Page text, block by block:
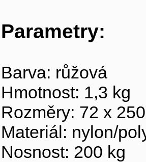
Parametry:
Barva: růžová
Hmotnost: 1,3 kg
Rozměry: 72 x
Materiál: nylon/
Nosnost: 200 kg